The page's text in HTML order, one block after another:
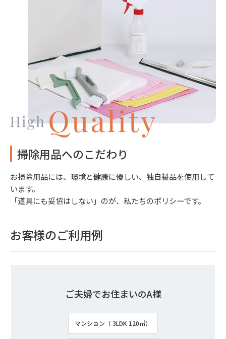
掃除用品へのこだわり
お掃除用品には、環境と健康に優しい、独自製品を使用して
います。
「道具にも妥協はしない」のが、私たちのポリシーです。
お客様のご利用例
ご夫婦でお住まいのA様
マンション（ 3LDK 120㎡）